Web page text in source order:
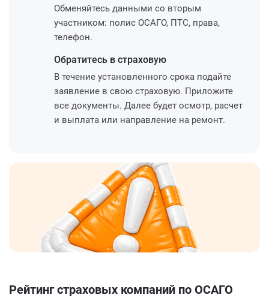
Обменяйтесь данными со вторым
участником: полис ОСАГО, ПТС, права,
телефон.
Обратитесь в страховую
В течение установленного срока подайте
заявление в свою страховую. Приложите
все документы. Далее будет осмотр, расчет
и выплата или направление на ремонт.
Рейтинг страховых компаний по ОСАГО